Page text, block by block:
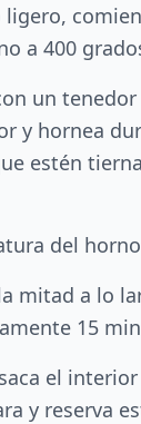
ligero,
a 400
un
y hornea
estén
del
mitad a lo
15
el
y reserva